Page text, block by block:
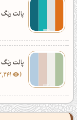
پالت
پالت رنگ